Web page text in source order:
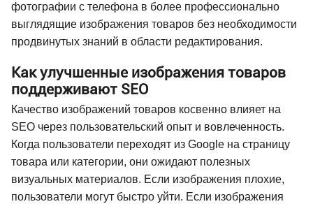
фотографии с телефона в более профессионально
выглядящие изображения товаров без необходимости
продвинутых знаний в области редактирования.
Как улучшенные изображения товаров
поддерживают SEO
Качество изображений товаров косвенно влияет на
SEO через пользовательский опыт и вовлеченность.
Когда пользователи переходят из Google на страницу
товара или категории, они ожидают полезных
визуальных материалов. Если изображения плохие,
пользователи могут быстро уйти. Если изображения